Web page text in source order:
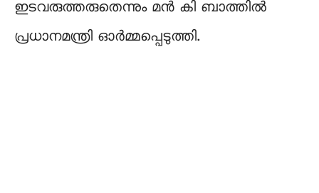
ഇടവരുത്തരുതെന്നും മൻ കി ബാത്തിൽ
പ്രധാനമന്ത്രി ഓർമ്മപ്പെടുത്തി.